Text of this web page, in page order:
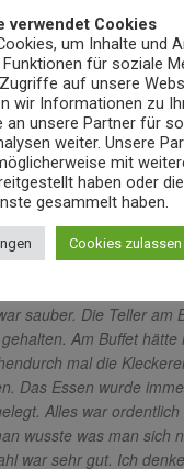
Also erstes ist
war sehr gut. Schnelle
die
nachfragte ob man
sauber. Die Teller am
Am Buffet hätte
mal die
Das Essen wurde
Alles war
wusste was man sich
war sehr gut. Ich
verwendet Cookies
um Inhalte und
für soziale
auf unsere
wir Informationen zu
an unsere Partner für
weiter. Unsere
mit
haben oder
gesammelt haben.
Cookies zulassen